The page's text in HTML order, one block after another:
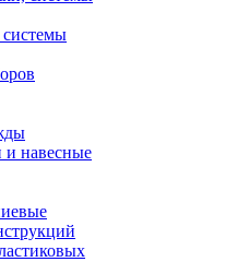
и навесные